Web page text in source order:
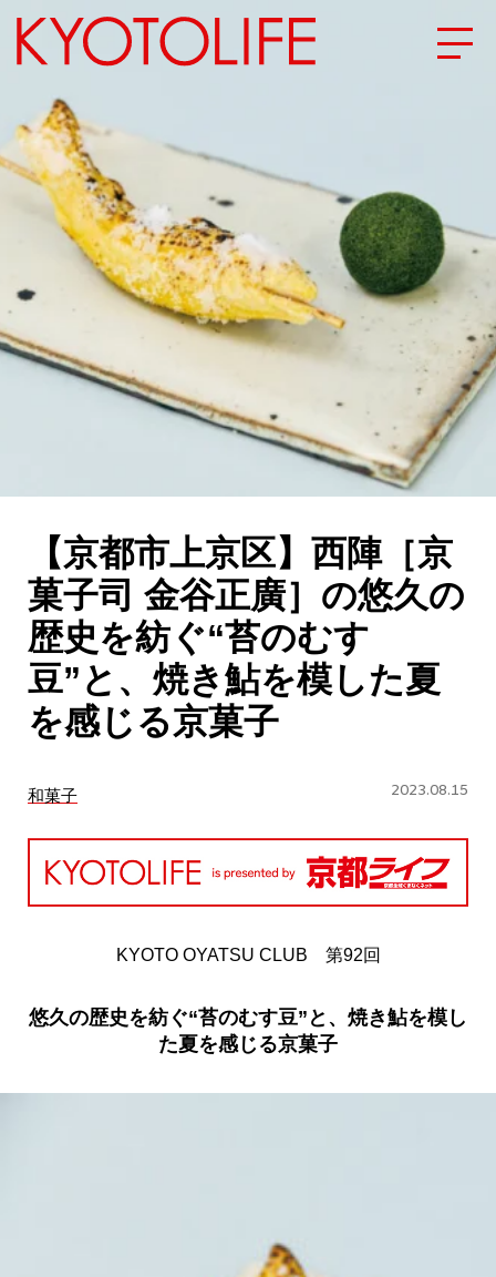
エリアから探す
地図から探す
カテゴリーから探す
SPECIAL
NEW OPEN
CULTURE
ABOUT US
Instagram
チケットプレゼント応募
MAIN MENU
SERIES
京都おやつクラブ
【京都市上京区】西陣［京
菓子司 金谷正廣］の悠久の
歴史を紡ぐ“苔のむす
豆”と、焼き鮎を模した夏
を感じる京菓子
和菓子 2023.08.15
KYOTO OYATSU CLUB 第92回
悠久の歴史を紡ぐ“苔のむす豆”と、焼き鮎を模し
た夏を感じる京菓子